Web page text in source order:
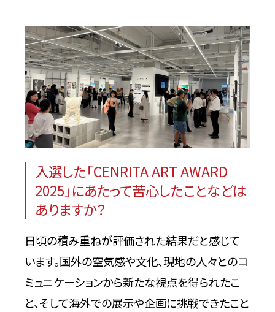
入選した「CENRITA ART AWARD
2025」にあたって苦心したことなどは
ありますか？
日頃の積み重ねが評価された結果だと感じて
います。国外の空気感や文化、現地の人々とのコ
ミュニケーションから新たな視点を得られたこ
と、そして海外での展示や企画に挑戦できたこと